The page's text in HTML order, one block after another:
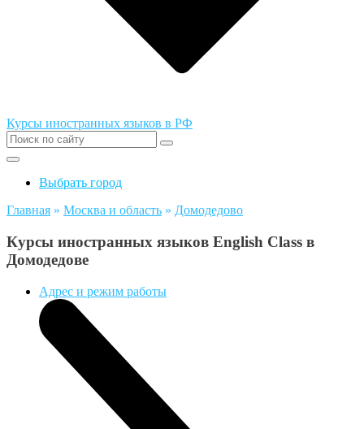
Курсы иностранных языков в РФ
Выбрать город
Главная » Москва и область » Домодедово
Курсы иностранных языков English Class в
Домодедове
Адрес и режим работы